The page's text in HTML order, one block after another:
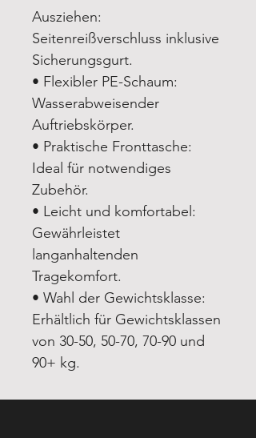
Ausziehen:
Seitenreißverschluss inklusive
Sicherungsgurt.
• Flexibler PE-Schaum:
Wasserabweisender
Auftriebskörper.
• Praktische Fronttasche:
Ideal für notwendiges
Zubehör.
• Leicht und komfortabel:
Gewährleistet
langanhaltenden
Tragekomfort.
• Wahl der Gewichtsklasse:
Erhältlich für Gewichtsklassen
von 30-50, 50-70, 70-90 und
90+ kg.